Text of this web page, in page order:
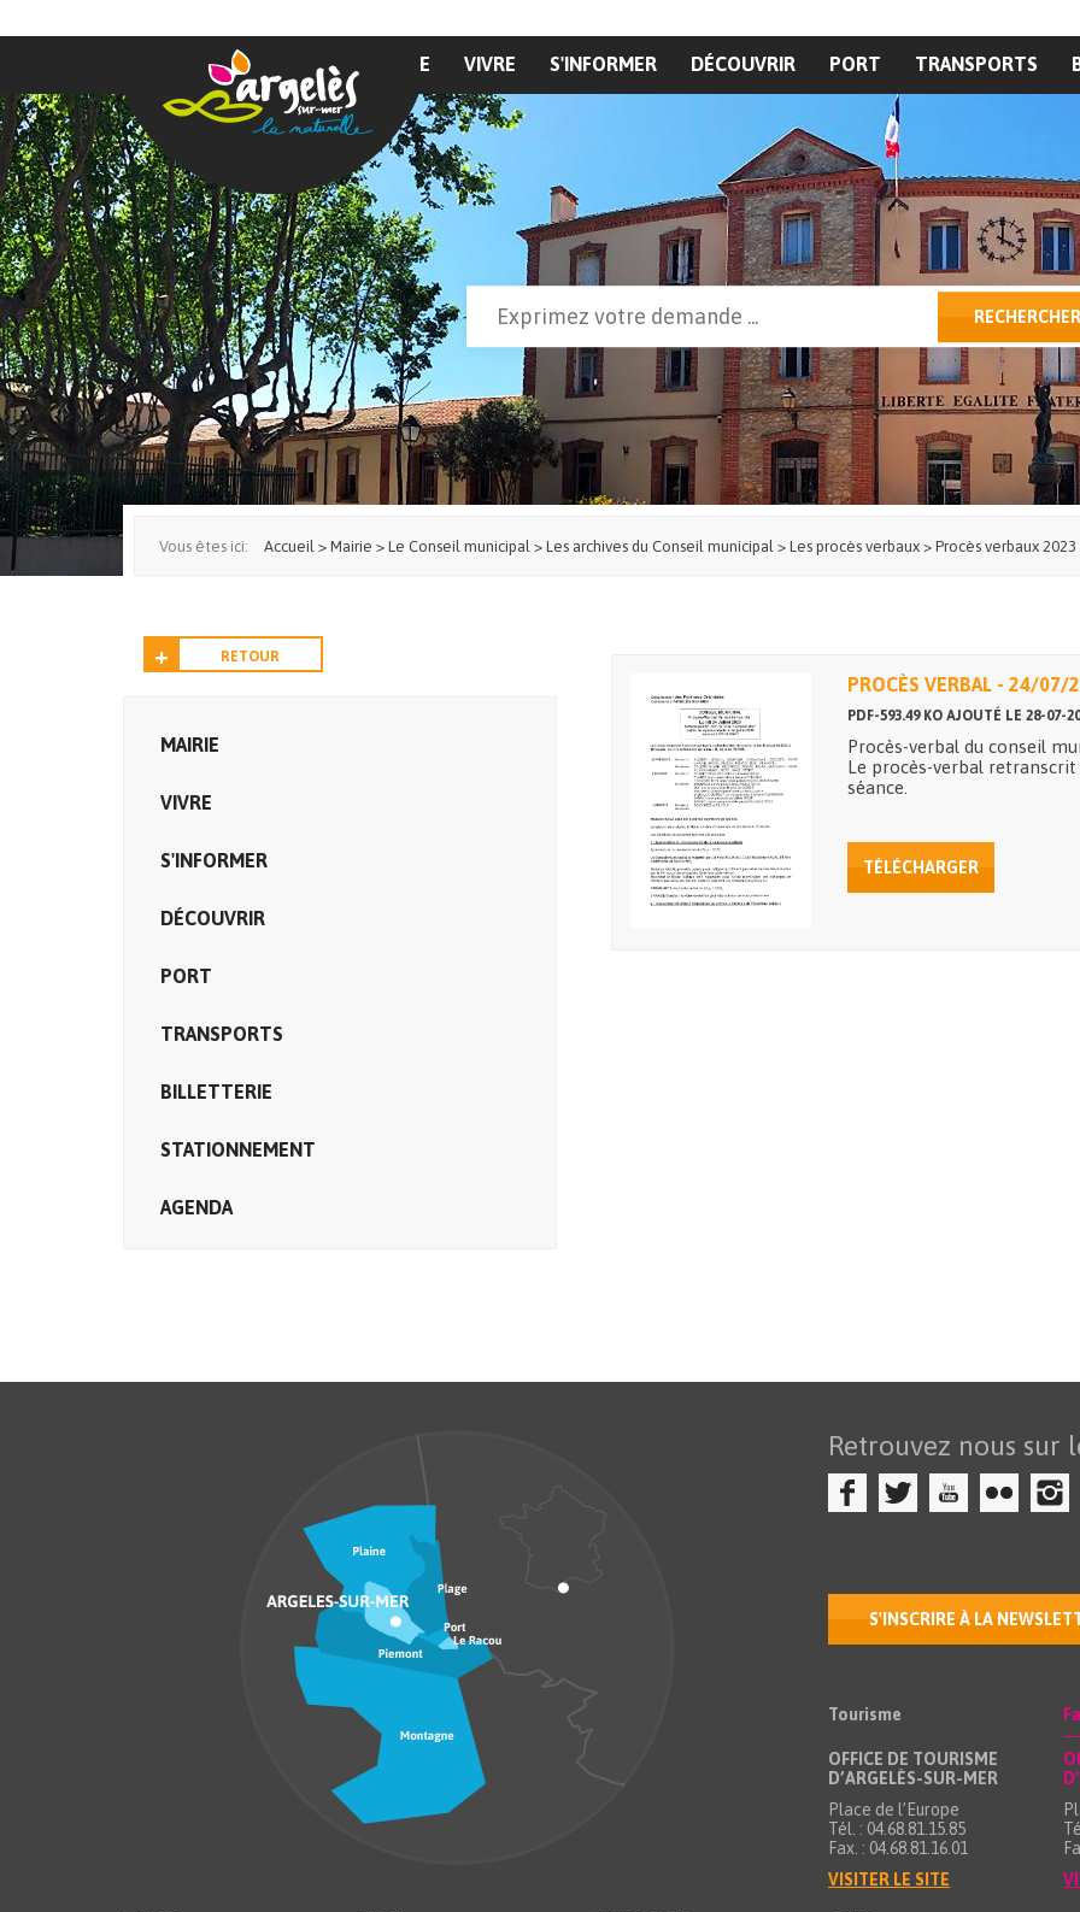
MAIRIE VIVRE S'INFORMER DÉCOUVRIR PORT TRANSPORTS
Formulaire de recherche RECHERCHER
Vous êtes ici: Accueil > Mairie > Le Conseil municipal > Les archives du Conseil municipal > Les procès verbaux > Procès verbaux 2023
RETOUR
MAIRIE
VIVRE
S'INFORMER
DÉCOUVRIR
PORT
TRANSPORTS
BILLETTERIE
STATIONNEMENT
AGENDA
PROCÈS VERBAL - 24/07/
PDF-593.49 KO AJOUTÉ LE 28-07-
Procès-verbal du conseil
Le procès-verbal
séance.
TÉLÉCHARGER
Retrouvez nous sur
S'INSCRIRE À LA
Tourisme
OFFICE DE TOURISME
D’ARGELÈS-SUR-MER
Place de l’Europe
Tél. : 04.68.81.15.85
Fax. : 04.68.81.16.01
VISITER LE SITE